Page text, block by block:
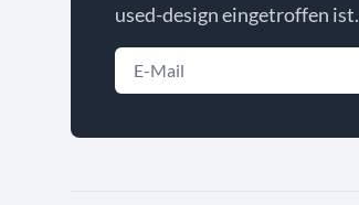
used-design eingetroffen ist.